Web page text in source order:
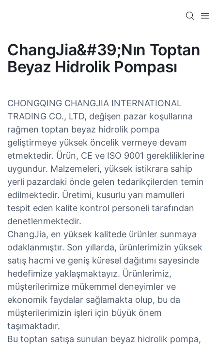
ChangJia&#39;nın Toptan
Beyaz Hidrolik Pompası
CHONGQING CHANGJIA INTERNATIONAL
TRADING CO., LTD, değişen pazar koşullarına
rağmen toptan beyaz hidrolik pompa
geliştirmeye yüksek öncelik vermeye devam
etmektedir. Ürün, CE ve ISO 9001 gerekliliklerine
uygundur. Malzemeleri, yüksek istikrara sahip
yerli pazardaki önde gelen tedarikçilerden temin
edilmektedir. Üretimi, kusurlu yarı mamulleri
tespit eden kalite kontrol personeli tarafından
denetlenmektedir.
ChangJia, en yüksek kalitede ürünler sunmaya
odaklanmıştır. Son yıllarda, ürünlerimizin yüksek
satış hacmi ve geniş küresel dağıtımı sayesinde
hedefimize yaklaşmaktayız. Ürünlerimiz,
müşterilerimize mükemmel deneyimler ve
ekonomik faydalar sağlamakta olup, bu da
müşterilerimizin işleri için büyük önem
taşımaktadır.
Bu toptan satışa sunulan beyaz hidrolik pompa,